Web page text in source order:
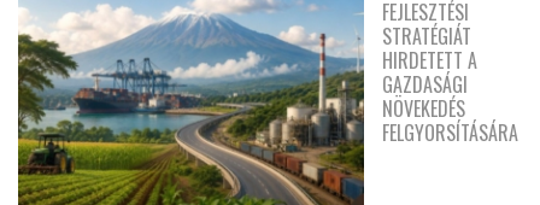
FEJLESZTÉSI
STRATÉGIÁT
HIRDETETT A
GAZDASÁGI
NÖVEKEDÉS
FELGYORSÍTÁSÁRA